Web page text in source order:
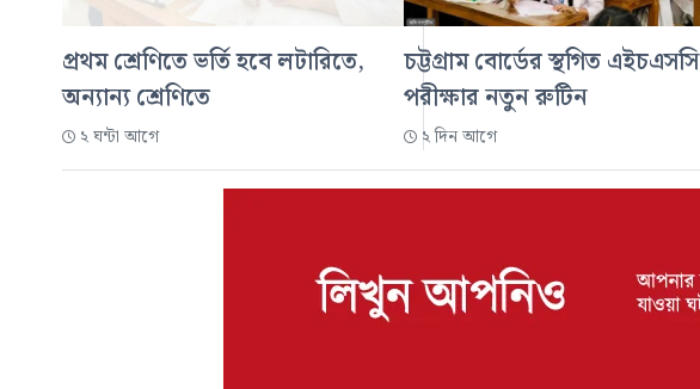
প্রথম শ্রেণিতে ভর্তি হবে লটারিতে,
অন্যান্য শ্রেণিতে
২ ঘন্টা আগে
চট্টগ্রাম বোর্ডের স্থগিত এইচএসসি
পরীক্ষার নতুন রুটিন
২ দিন আগে